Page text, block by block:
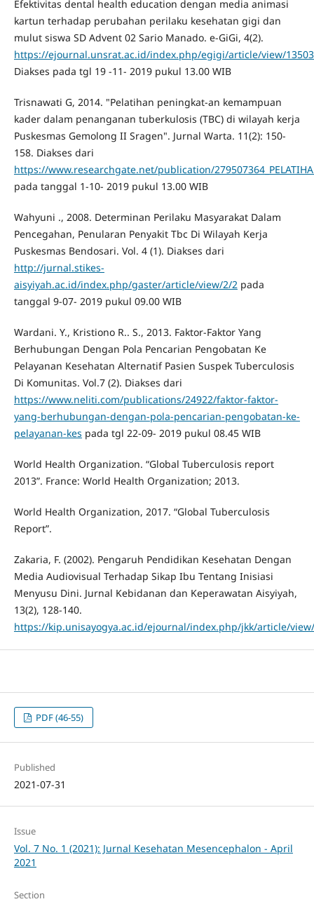
Efektivitas dental health education dengan media animasi
kartun terhadap perubahan perilaku kesehatan gigi dan
mulut siswa SD Advent 02 Sario Manado. e-GiGi, 4(2).
https://ejournal.unsrat.ac.id/index.php/egigi/article/view/
Diakses pada tgl 19 -11- 2019 pukul 13.00 WIB
Trisnawati G, 2014. "Pelatihan peningkat-an kemampuan
kader dalam penanganan tuberkulosis (TBC) di wilayah kerja
Puskesmas Gemolong II Sragen". Jurnal Warta. 11(2): 150-
158. Diakses dari
https://www.researchgate.net/publication/
pada tanggal 1-10- 2019 pukul 13.00 WIB
Wahyuni ., 2008. Determinan Perilaku Masyarakat Dalam
Pencegahan, Penularan Penyakit Tbc Di Wilayah Kerja
Puskesmas Bendosari. Vol. 4 (1). Diakses dari
http://jurnal.stikes-
aisyiyah.ac.id/index.php/gaster/article/view/2/2pada
tanggal 9-07- 2019 pukul 09.00 WIB
Wardani. Y., Kristiono R.. S., 2013. Faktor-Faktor Yang
Berhubungan Dengan Pola Pencarian Pengobatan Ke
Pelayanan Kesehatan Alternatif Pasien Suspek Tuberculosis
Di Komunitas. Vol.7 (2). Diakses dari
https://www.neliti.com/publications/24922/faktor-faktor-
yang-berhubungan-dengan-pola-pencarian-pengobatan-ke-
pelayanan-kes pada tgl 22-09- 2019 pukul 08.45 WIB
World Health Organization. “Global Tuberculosis report
2013”. France: World Health Organization; 2013.
World Health Organization, 2017. “Global Tuberculosis
Report”.
Zakaria, F. (2002). Pengaruh Pendidikan Kesehatan Dengan
Media Audiovisual Terhadap Sikap Ibu Tentang Inisiasi
Menyusu Dini. Jurnal Kebidanan dan Keperawatan Aisyiyah,
13(2), 128-140.
https://kip.unisayogya.ac.id/ejournal/index.php/jkk/article/
PDF (46-55)
Published
2021-07-31
Issue
Vol. 7 No. 1 (2021): Jurnal Kesehatan Mesencephalon - April
2021
Section